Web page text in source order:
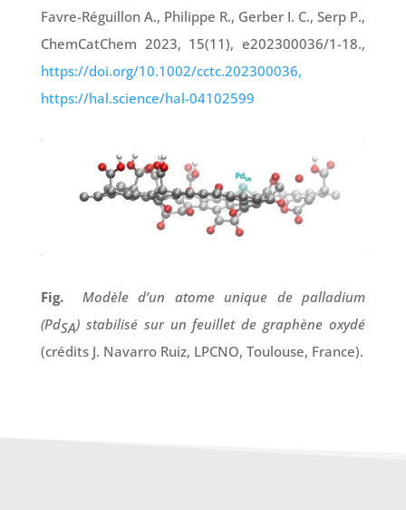
Favre-Réguillon A., Philippe R., Gerber I. C., Serp P.,
ChemCatChem 2023, 15(11), e202300036/1-18.,
https://doi.org/10.1002/cctc.202300036,
https://hal.science/hal-04102599
Fig.
Modèle d’un atome unique de palladium
(PdSA) stabilisé sur un feuillet de graphène oxydé
(crédits J. Navarro Ruiz, LPCNO, Toulouse, France).